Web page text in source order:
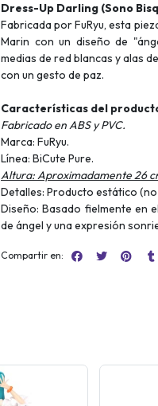
Dress-Up Darling (Sono
Fabricada por FuRyu, esta
Marin con un diseño de
medias de red blancas y alas
con un gesto de paz.
Características del
Fabricado en ABS y PVC.
Marca: FuRyu.
Línea: BiCute Pure.
Altura: Aproximadamente 26
Detalles: Producto estático
Diseño: Basado fielmente en
de ángel y una expresión
Compartir en: